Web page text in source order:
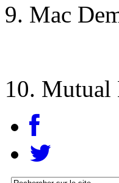
9. Mac
10. Mutual